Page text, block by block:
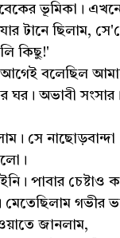
ভূমিকা।
টানে ছিলাম,
কিছু!'
বলেছিল
ঘর। অভাবী
সে
পাবার চেষ্টাও
গভীর
জানলাম,